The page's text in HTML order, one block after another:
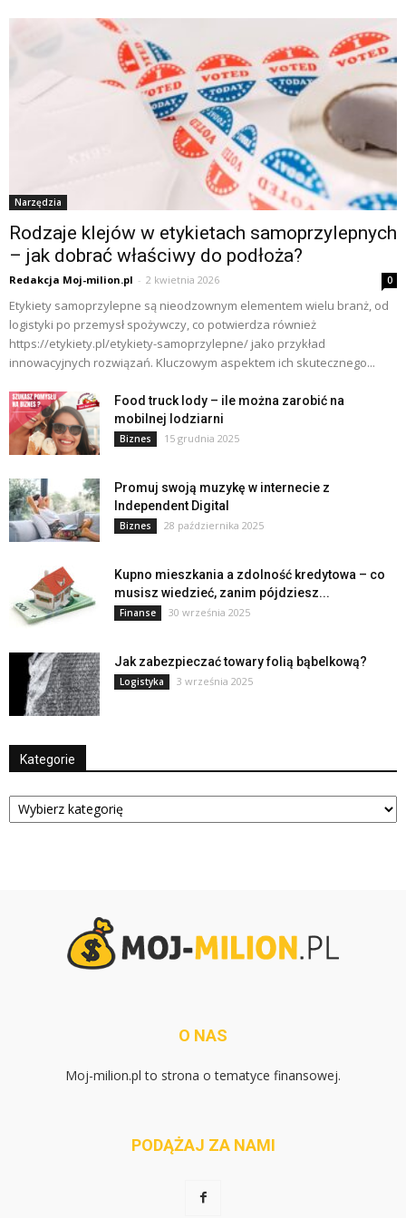
Narzędzia
Rodzaje klejów w etykietach samoprzylepnych
– jak dobrać właściwy do podłoża?
Redakcja Moj-milion.pl - 2 kwietnia 2026 0
Etykiety samoprzylepne są nieodzownym elementem wielu branż, od
logistyki po przemysł spożywczy, co potwierdza również
https://etykiety.pl/etykiety-samoprzylepne/ jako przykład
innowacyjnych rozwiązań. Kluczowym aspektem ich skutecznego...
Food truck lody – ile można zarobić na
mobilnej lodziarni
Biznes 15 grudnia 2025
Promuj swoją muzykę w internecie z
Independent Digital
Biznes 28 października 2025
Kupno mieszkania a zdolność kredytowa – co
musisz wiedzieć, zanim pójdziesz...
Finanse 30 września 2025
Jak zabezpieczać towary folią bąbelkową?
Logistyka 3 września 2025
Kategorie
Kategorie
O NAS
Moj-milion.pl to strona o tematyce finansowej.
PODĄŻAJ ZA NAMI